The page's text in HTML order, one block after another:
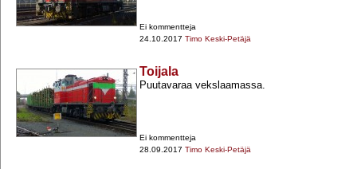
Ei kommentteja
24.10.2017 Timo Keski-Petäjä
Toijala
Puutavaraa vekslaamassa.
Ei kommentteja
28.09.2017 Timo Keski-Petäjä